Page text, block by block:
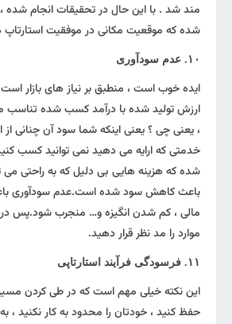
مند شد . با این حال در تحقیقات انجام شده
شده که موقعیت مکانی در موفقیت
۱۰. عدم سودآوری
ایده خوب است ، منطبق بر نیاز های بازار
ارزش تولید شده با درآمد کسب شده تناسب
، یعنی چی ؟ یعنی اینکه شما سود آن چنانی
خدمتی که ارایه می دهید نمی توانید کسب
شده که هزینه هایی بی دلیل که به راحتی می
باعث کاهش سود شده است.عدم سودآوری
مالی ، کم شدن انگیزه و… منجرب شود.پس در
موارد را مد نظر قرار دهید.
۱۱. فرسودگی فرآیند استارتاپی
این نکته خیلی مهم است که در طی کردن مسیر
حفظ کنید ، خودتان را محدود به کار نکنید ،